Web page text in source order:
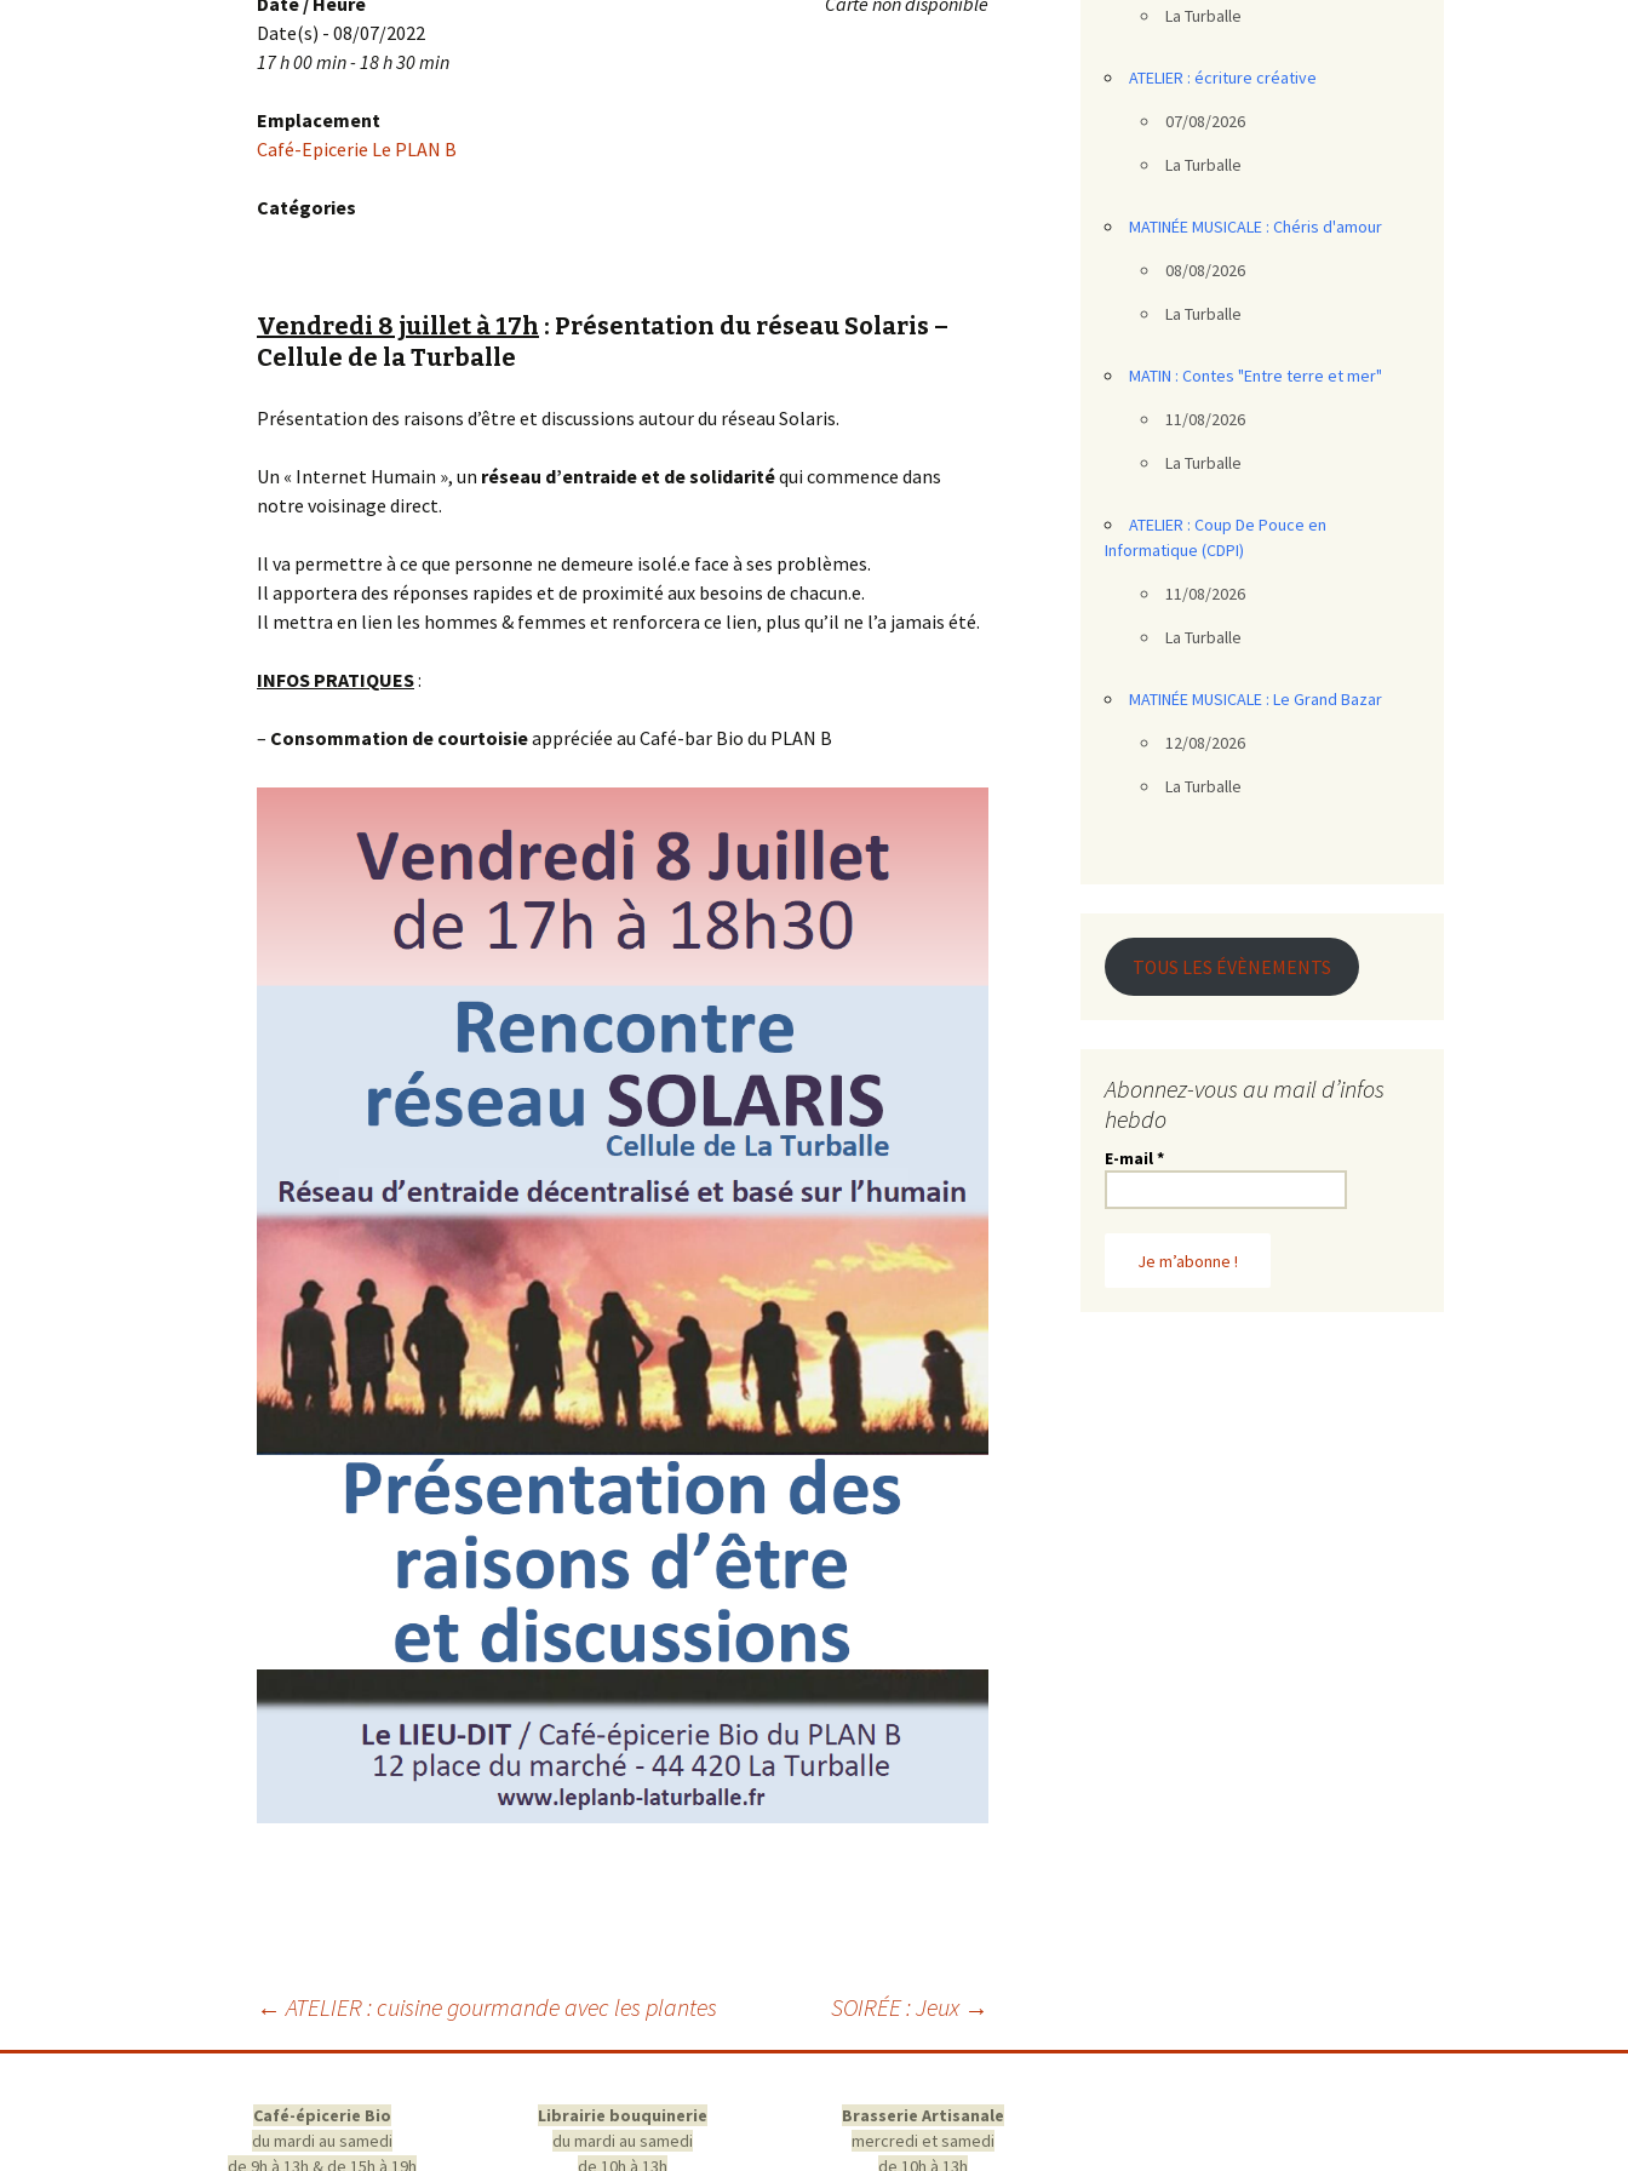
Date(s) - 08/07/2022
17 h 00 min - 18 h 30 min
Emplacement
Café-Epicerie Le PLAN B
Catégories
Vendredi 8 juillet à 17h : Présentation du réseau Solaris –
Cellule de la Turballe
Présentation des raisons d’être et discussions autour du réseau Solaris.
Un « Internet Humain », un réseau d’entraide et de solidaritéqui commence dans
notre voisinage direct.
Il va permettre à ce que personne ne demeure isolé.e face à ses problèmes.
Il apportera des réponses rapides et de proximité aux besoins de chacun.e.
Il mettra en lien les hommes & femmes et renforcera ce lien, plus qu’il ne l’a jamais été.
INFOS PRATIQUES:
– Consommation de courtoisieappréciée au Café-bar Bio du PLAN B
des
← ATELIER : cuisine gourmande avec les plantes SOIRÉE : Jeux →
La Turballe
ATELIER : écriture créative
07/08/2026
La Turballe
MATINÉE MUSICALE : Chéris d'amour
08/08/2026
La Turballe
MATIN : Contes "Entre terre et mer"
11/08/2026
La Turballe
ATELIER : Coup De Pouce en
Informatique (CDPI)
11/08/2026
La Turballe
MATINÉE MUSICALE : Le Grand Bazar
12/08/2026
La Turballe
TOUS LES ÉVÈNEMENTS
Abonnez-vous au mail d’infos
hebdo
E-mail*
Café-épicerie Bio
du mardi au samedi
de 9h à 13h & de 15h à 19h
Librairie bouquinerie
du mardi au samedi
de 10h à 13h
Brasserie Artisanale
mercredi et samedi
de 10h à 13h